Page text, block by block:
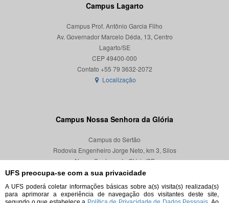
UFS preocupa-se com a sua privacidade
A UFS poderá coletar informações básicas sobre a(s) visita(s) realizada(s)
para aprimorar a experiência de navegação dos visitantes deste site,
Campus Lagarto
Campus Prof. Antônio Garcia Filho
Av. Governador Marcelo Déda, 13, Centro
Lagarto/SE
CEP 49400-000
Localização
Campus Nossa Senhora da Glória
Campus do Sertão
Rodovia Engenheiro Jorge Neto, km 3, Silos
Nossa Senhora da Glória/SE
CEP 49680-000
Localização